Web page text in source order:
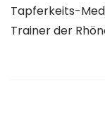
Tapferkeits-
Trainer der